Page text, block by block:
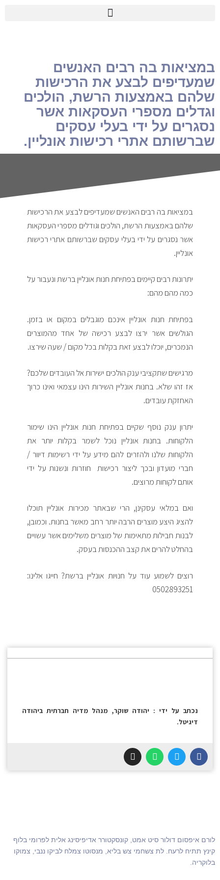
במציאות בה רבים האנשים
שמעדיפים לבצע את הרכישות
שלהם באמצעות הרשת, הולכים
וגדלים מספרי העסקאות אשר
נסגרים על ידי בעלי עסקים
שברשותם אתרי רכישות אונליין.
במציאות בה רבים האנשים שמעדיפים לבצע את הרכישות
שלהם באמצעות הרשת, הולכים וגודלים מספרי העסקאות
אשר נסגרים על ידי בעלי עסקים שברשותם אתרי רכישות
אונליין.
יתרונות רבים קיימים בפתיחת חנות אונליין ברשת ונעבור על
כמה מהם מהם:
בפתיחת חנות אונליין אינכם מוגבלים במקום או בזמן.
הגולשים אשר ירצו לבצע רכישה של אחד מהמוצרים
הנמכרים, יוכלו לבצע זאת בקלות בכל מקום / שעה שירצו.
מרגישים שתקציבי ענק הולכים ישירות אל העובדים שלכם?
אז זהו שלא. בחנות אונליין השירות הינו עצמאי ואינו כרוך
האחזקת עובדים.
יתרון ענק נוסף שקיים בפתיחת חנות אונליין הינו שימור
הלקוחות. בחנות אונליין נוכל לשמר בקלות יותר את
הלקוחות שלנו ולהזרים להם מידע על ידי רשימות דיוור /
חברי מועדון ובכך ליצור רכישות חוזרות ונשנות על ידי
אותם לקוחות מרוצים.
ואם במלאי עסקינן, הרי שבאתר מכירות אונליין תוכלו
להציג היצע מוצרים הרבה יותר רחב מאשר בחנות. וכמובן,
לבנות חבילות מתאימות של מוצרים משלימים אשר עשויים
בהחלט להרים את קצב ההכנסות בעסק.
רוצים לשמוע עוד על חנויות אונליין ברשת? חייגו אלינו:
0502893251
נכתב על ידי : יהודה שוקר, מנהל מדיה חברתית ביהודה
דיגיטל.
לורם איפסום דולור סיט אמט, קונסקטורר אדיפיסינג אלית לפרומי בלוף
קינץ תתיח לרעח. לת צשחמי צש בליא, מנסוטו צמלח לביקו ננבי, צמוקו
בלוקריה.